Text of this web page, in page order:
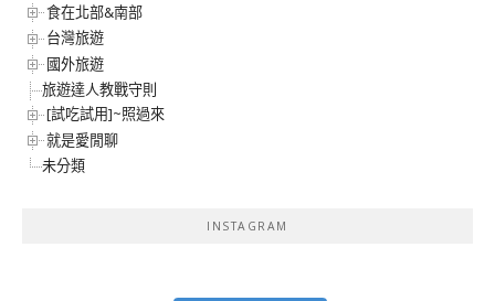
食在北部&南部
台灣旅遊
國外旅遊
旅遊達人教戰守則
[試吃試用]~照過來
就是愛閒聊
未分類
INSTAGRAM